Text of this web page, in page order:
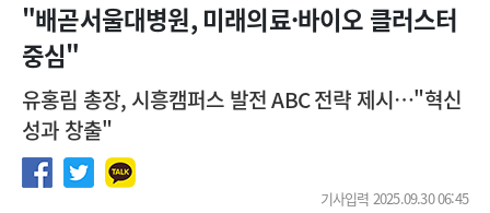
[단국대학교병원] 임상전담교원 및 전임의 초빙
[영남대학교의료원] 마취통증의학과 임기제 임상의사 채용
"배곧서울대병원, 미래의료·바이오 클러스터
중심"
유홍림 총장, 시흥캠퍼스 발전 ABC 전략 제시…"혁신
성과 창출"
기사입력 2025.09.30 06:45